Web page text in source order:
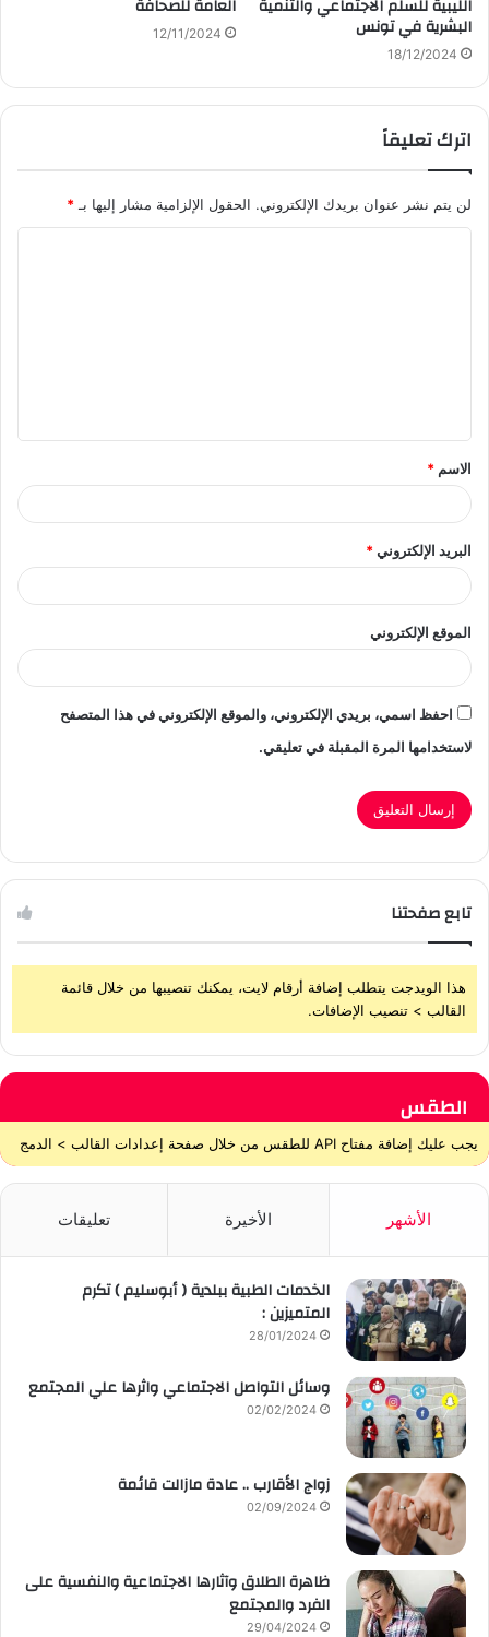
الليبية للسلم الاجتماعي والتنمية
البشرية في تونس
18/12/2024
العامة للصحافة
12/11/2024
اترك تعليقاً
لن يتم نشر عنوان بريدك الإلكتروني. الحقول الإلزامية مشار إليها بـ *
ق
*
الاسم *
البريد الإلكتروني*
الموقع الإلكتروني
احفظ اسمي، بريدي الإلكتروني، والموقع الإلكتروني في هذا المتصفح
لاستخدامها المرة المقبلة في تعليقي.
تابع صفحتنا
هذا الويدجت يتطلب إضافة أرقام لايت، يمكنك تنصيبها من خلال قائمة
القالب > تنصيب الإضافات.
الطقس
يجب عليك إضافة مفتاح API للطقس من خلال صفحة إعدادات القالب > الدمج
الأشهر الأخيرة تعليقات
الخدمات الطبية ببلدية ( أبوسليم ) تكرم
المتميزين :
28/01/2024
وسائل التواصل الاجتماعي واثرها علي المجتمع
02/02/2024
زواج الأقارب .. عادة مازالت قائمة
02/09/2024
ظاهرة الطلاق وآثارها الاجتماعية والنفسية على
الفرد والمجتمع
29/04/2024